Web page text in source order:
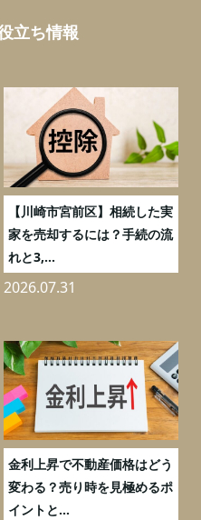
立ち情報
【川崎市宮前区】相続した実
家を売却するには？手続の流
れと3,...
2026.07.31
金利上昇で不動産価格はどう
変わる？売り時を見極めるポ
イントと...